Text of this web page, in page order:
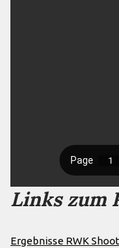
Links zum
Ergebnisse RWK